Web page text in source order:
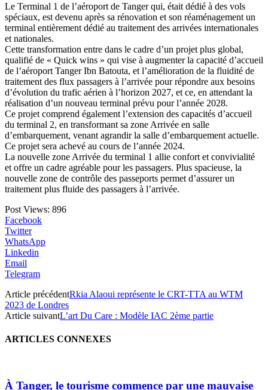
Le Terminal 1 de l’aéroport de Tanger qui, était dédié à des vols
spéciaux, est devenu après sa rénovation et son réaménagement un
terminal entièrement dédié au traitement des arrivées internationales
et nationales.
Cette transformation entre dans le cadre d’un projet plus global,
qualifié de « Quick wins » qui vise à augmenter la capacité d’accueil
de l’aéroport Tanger Ibn Batouta, et l’amélioration de la fluidité de
traitement des flux passagers à l’arrivée pour répondre aux besoins
d’évolution du trafic aérien à l’horizon 2027, et ce, en attendant la
réalisation d’un nouveau terminal prévu pour l’année 2028.
Ce projet comprend également l’extension des capacités d’accueil
du terminal 2, en transformant sa zone Arrivée en salle
d’embarquement, venant agrandir la salle d’embarquement actuelle.
Ce projet sera achevé au cours de l’année 2024.
La nouvelle zone Arrivée du terminal 1 allie confort et convivialité
et offre un cadre agréable pour les passagers. Plus spacieuse, la
nouvelle zone de contrôle des passeports permet d’assurer un
traitement plus fluide des passagers à l’arrivée.
Post Views: 896
Facebook
Twitter
WhatsApp
Linkedin
Email
Telegram
Article précédentRkia Alaoui représente le CRT-TTA au WTM
2023 de Londres
Article suivantL’art Du Care : Modèle IAC 2ème partie
ARTICLES CONNEXES
À Tanger, le tourisme commence par une mauvaise